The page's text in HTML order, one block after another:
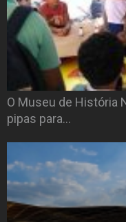
O Museu de História
pipas para…